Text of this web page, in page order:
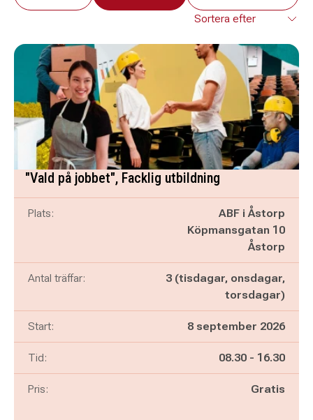
"Vald på jobbet", Facklig utbildning
Plats:
ABF i Åstorp
Köpmansgatan 10
Åstorp
Antal träffar:
3 (tisdagar, onsdagar,
torsdagar)
Start: 8 september 2026
Tid: Pågår mellan
08.30 - och
16.30
Pris: Gratis